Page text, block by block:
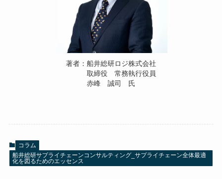
著者：船井総研ロジ株式会社
取締役 常務執行役員
赤峰 誠司 氏
コラム
船井総研サプライチェーンコンサルティング_サプライチェーン全体最適
化を図るためのエッセンス